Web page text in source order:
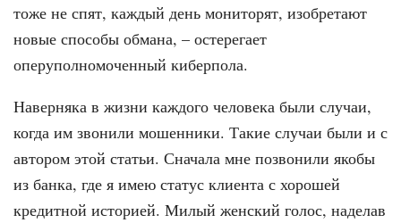
тоже не спят, каждый день мониторят, изобре­тают
новые способы обмана, – остере­гает
оперуполномоченный киберпола.
Наверняка в жизни каждого че­ловека были случаи,
когда им звони­ли мошенники. Такие случаи были и с
автором этой статьи. Сначала мне по­звонили якобы
из банка, где я имею статус клиента с хорошей
кредитной историей. Милый женский голос, наде­лав